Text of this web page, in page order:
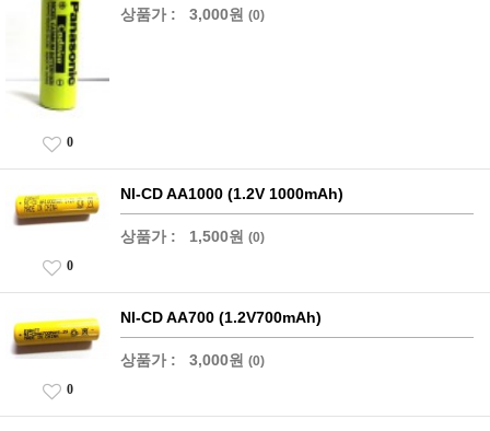
상품가 : 3,000원 (0)
0
NI-CD AA1000 (1.2V 1000mAh)
상품가 : 1,500원 (0)
0
NI-CD AA700 (1.2V700mAh)
상품가 : 3,000원 (0)
0